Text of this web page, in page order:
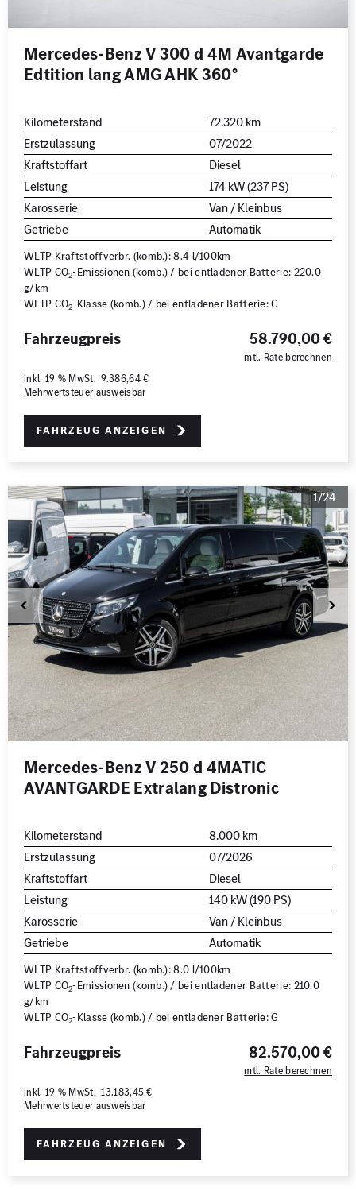
Mercedes-Benz V 300 d 4M Avantgarde
Edtition lang AMG AHK 360°
Kilometerstand
72.320 km
Erstzulassung
07/2022
Kraftstoffart
Diesel
Leistung
174 kW (237 PS)
Karosserie
Van / Kleinbus
Getriebe
Automatik
WLTP Kraftstoffverbr. (komb.): 8.4 l/100km
WLTP CO2-Emissionen (komb.) / bei entladener Batterie: 220.0
g/km
WLTP CO2-Klasse (komb.) / bei entladener Batterie: G
58.790,00 €
mtl. Rate berechnen
Fahrzeugpreis
inkl. 19 % MwSt. 9.386,64 €
Mehrwertsteuer ausweisbar
Fahrzeug anzeigen
1/24
Mercedes-Benz V 250 d 4MATIC
AVANTGARDE Extralang Distronic
Kilometerstand
8.000 km
Erstzulassung
07/2026
Kraftstoffart
Diesel
Leistung
140 kW (190 PS)
Karosserie
Van / Kleinbus
Getriebe
Automatik
WLTP Kraftstoffverbr. (komb.): 8.0 l/100km
WLTP CO2-Emissionen (komb.) / bei entladener Batterie: 210.0
g/km
WLTP CO2-Klasse (komb.) / bei entladener Batterie: G
82.570,00 €
mtl. Rate berechnen
Fahrzeugpreis
inkl. 19 % MwSt. 13.183,45 €
Mehrwertsteuer ausweisbar
Fahrzeug anzeigen